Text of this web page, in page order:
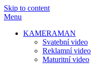
Skip to content
Menu
KAMERAMAN
Svatební video
Reklamní video
Maturitní video